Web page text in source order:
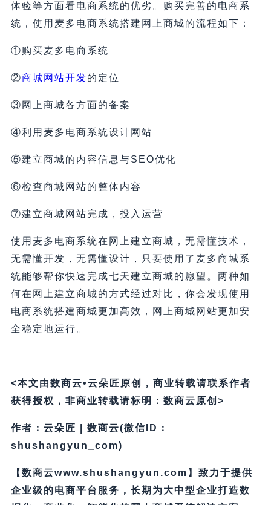
体验等方面看电商系统的优劣。购买完善的电商系
统，使用麦多电商系统搭建网上商城的流程如下：
①购买麦多电商系统
②商城网站开发的定位
③网上商城各方面的备案
④利用麦多电商系统设计网站
⑤建立商城的内容信息与SEO优化
⑥检查商城网站的整体内容
⑦建立商城网站完成，投入运营
使用麦多电商系统在网上建立商城，无需懂技术，
无需懂开发，无需懂设计，只要使用了麦多商城系
统能够帮你快速完成七天建立商城的愿望。两种如
何在网上建立商城的方式经过对比，你会发现使用
电商系统搭建商城更加高效，网上商城网站更加安
全稳定地运行。
<本文由数商云•云朵匠原创，商业转载请联系作者
获得授权，非商业转载请标明：数商云原创>
作者：云朵匠 | 数商云(微信ID：
shushangyun_com)
【数商云www.shushangyun.com】致力于提供
企业级的电商平台服务，长期为大中型企业打造数